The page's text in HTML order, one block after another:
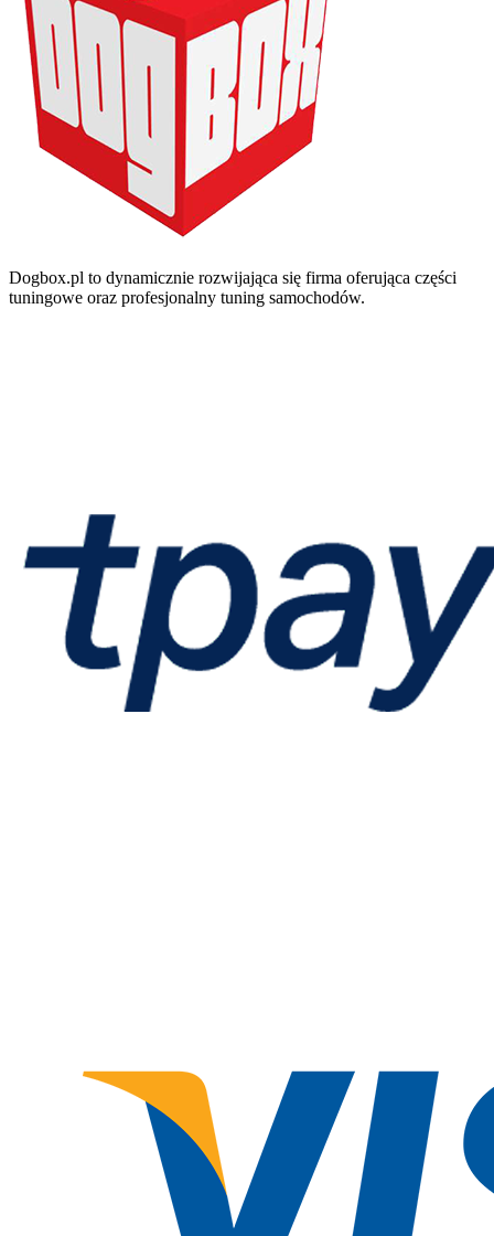
Dogbox.pl to dynamicznie rozwijająca się firma oferująca części
tuningowe oraz profesjonalny tuning samochodów.